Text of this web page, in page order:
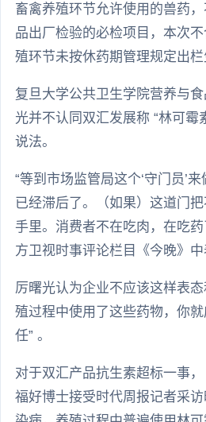
畜禽养殖环节允许使用的兽药
品出厂检验的必检项目，本次
殖环节未按休药期管理规定出栏
复旦大学公共卫生学院营养与
光并不认同双汇发展称 “林可霉
说法。
“等到市场监管局这个‘守门员’
已经滞后了。（如果）这道门
手里。消费者不在吃肉，在吃
方卫视时事评论栏目《今晚》中
厉曙光认为企业不应该这样表
殖过程中使用了这些药物，你
任” 。
对于双汇产品抗生素超标一事
福好博士接受时代周报记者采